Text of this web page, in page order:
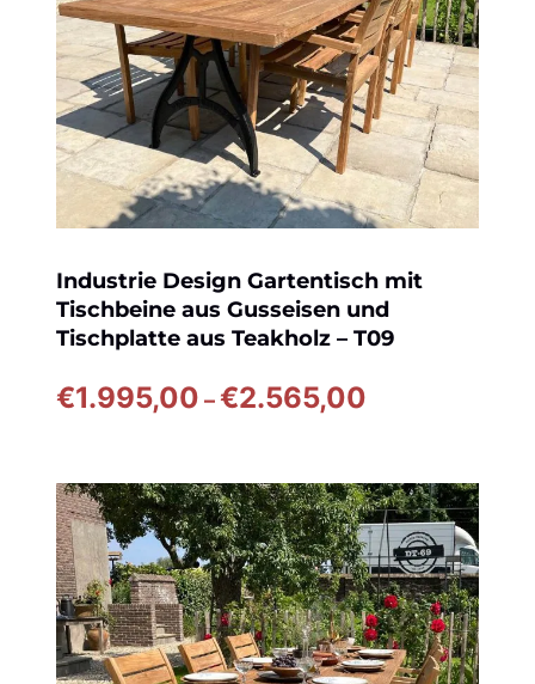
Industrie Design Gartentisch mit
Tischbeine aus Gusseisen und
Tischplatte aus Teakholz – T09
€1.995,00 –€2.565,00
€2.565,00